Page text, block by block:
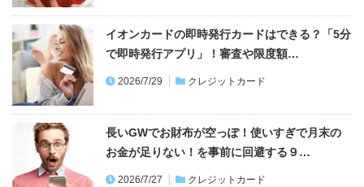
イオンカードの即時発行カードはできる？「5分
で即時発行アプリ」！審査や限度額…
2026/7/29 クレジットカード
長いGWでお財布が空っぽ！使いすぎで月末の
お金が足りない！を事前に回避する９…
2026/7/27 クレジットカード